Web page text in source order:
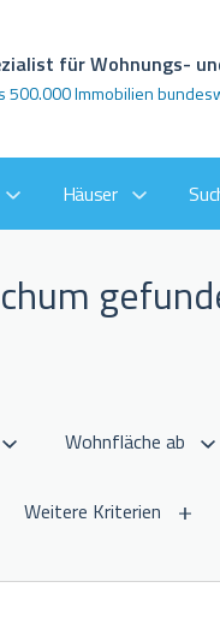
für Wohnungs-
500.000 Immobilien
Häuser
Weitere Kriterien